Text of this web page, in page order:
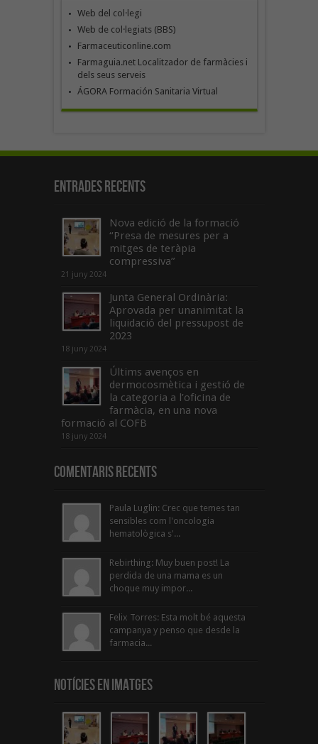
Web del col·legi
Web de col·legiats (BBS)
Farmaceuticonline.com
Farmaguia.net Localitzador de farmàcies i
dels seus serveis
ÁGORA Formación Sanitaria Virtual
Entrades recents
Nova edició de la formació
“Presa de mesures per a
mitges de teràpia
compressiva”
21 juny 2024
Junta General Ordinària:
Aprovada per unanimitat la
liquidació del pressupost de
2023
18 juny 2024
Últims avenços en
dermocosmètica i gestió de
la categoria a l’oficina de
farmàcia, en una nova
formació al COFB
18 juny 2024
Comentaris Recents
Paula Luglin: Crec que temes tan
sensibles com l'oncologia
hematològica s'...
Rebirthing: Muy buen post! La
perdida de una mama es un
choque muy impor...
Felix Torres: Esta molt bé aquesta
campanya y penso que desde la
farmacia...
Notícies en Imatges